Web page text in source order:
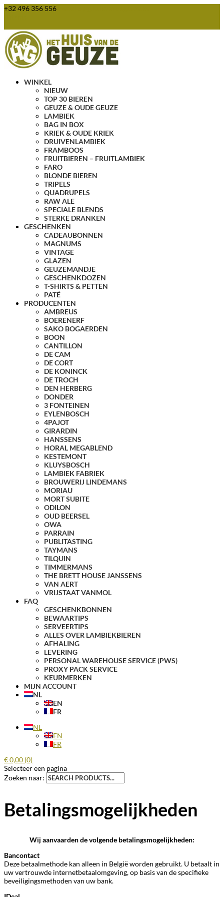
+32 496 356 556
WINKEL
NIEUW
TOP 30 BIEREN
GEUZE & OUDE GEUZE
LAMBIEK
BAG IN BOX
KRIEK & OUDE KRIEK
DRUIVENLAMBIEK
FRAMBOOS
FRUITBIEREN – FRUITLAMBIEK
FARO
BLONDE BIEREN
TRIPELS
QUADRUPELS
RAW ALE
SPECIALE BLENDS
STERKE DRANKEN
GESCHENKEN
CADEAUBONNEN
MAGNUMS
VINTAGE
GLAZEN
GEUZEMANDJE
GESCHENKDOZEN
T-SHIRTS & PETTEN
PATÉ
PRODUCENTEN
AMBREUS
BOERENERF
SAKO BOGAERDEN
BOON
CANTILLON
DE CAM
DE CORT
DE KONINCK
DE TROCH
DEN HERBERG
DONDER
3 FONTEINEN
EYLENBOSCH
4PAJOT
GIRARDIN
HANSSENS
HORAL MEGABLEND
KESTEMONT
KLUYSBOSCH
LAMBIEK FABRIEK
BROUWERIJ LINDEMANS
MORIAU
MORT SUBITE
ODILON
OUD BEERSEL
OWA
PARRAIN
PUBLITASTING
TAYMANS
TILQUIN
TIMMERMANS
THE BRETT HOUSE JANSSENS
VAN AERT
VRIJSTAAT VANMOL
FAQ
GESCHENKBONNEN
BEWAARTIPS
SERVEERTIPS
ALLES OVER LAMBIEKBIEREN
AFHALING
LEVERING
PERSONAL WAREHOUSE SERVICE (PWS)
PROXY PACK SERVICE
KEURMERKEN
MIJN ACCOUNT
NL
EN
FR
NL
EN
FR
€0,00 (0)
Selecteer een pagina
Zoeken naar:
Betalingsmogelijkheden
Wij aanvaarden de volgende betalingsmogelijkheden:
Bancontact
Deze betaalmethode kan alleen in België worden gebruikt. U betaalt in
uw vertrouwde internetbetaalomgeving, op basis van de specifieke
beveiligingsmethoden van uw bank.